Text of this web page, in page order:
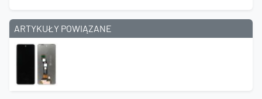
ARTYKUŁY POWIĄZANE